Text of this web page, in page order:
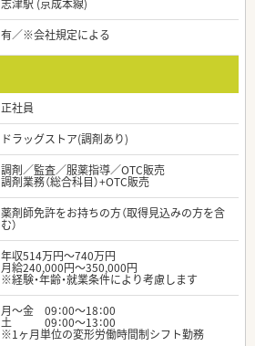
志津駅 (京成本線)
有／※会社規定による
正社員
ドラッグストア(調剤あり)
調剤／監査／服薬指導／OTC販売
調剤業務（総合科目）+OTC販売
薬剤師免許をお持ちの方（取得見込みの方を含
む）
年収514万円～740万円
月給240,000円～350,000円
※経験・年齢・就業条件により考慮します
月～金 09：00～18：00
土 09：00～13：00
※1ヶ月単位の変形労働時間制シフト勤務